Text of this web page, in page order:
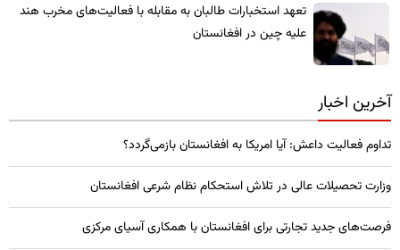
تعهد استخبارات طالبان به مقابله با فعالیت‌های مخرب هند
علیه چین در افغانستان
آخرین اخبار
تداوم فعالیت داعش: آیا امریکا به افغانستان بازمی‌گردد؟
وزارت تحصیلات عالی در تلاش استحکام نظام شرعی افغانستان
فرصت‌های جدید تجارتی برای افغانستان با همکاری آسیای مرکزی